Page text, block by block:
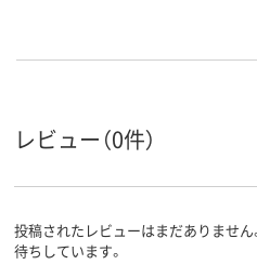
レビュー（0件）
投稿されたレビューはまだありませ
待ちしています。